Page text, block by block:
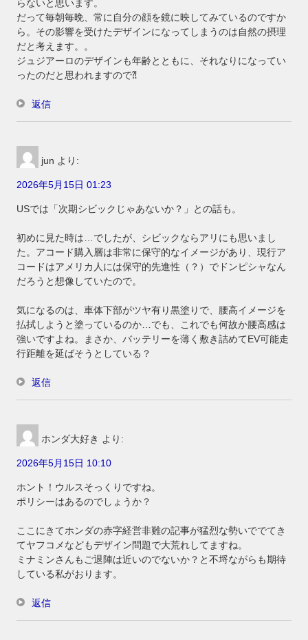
らないと思います。
だって毎朝毎晩、常に自分の顔を鏡に映してみているのですか
ら。その影響を受けたデザインになってしまうのは自然の摂理
だと考えます。。
ジュジアーロのデザインも年齢とともに、それなりになってい
ったのだと思われますので⁈
返信
jun より:
2026年5月15日 01:23
USでは「次期シビックじゃあないか？」との話も。
初めに見た時は…でしたが、シビックならアリにも思いまし
た。アコード購入層は非常に保守的なイメージがあり、現行ア
コードはアメリカ人には保守的先進性（？）でドンピシャなん
だろうと想像していたので。
気になるのは、車体下部がツヤ有り黒塗りで、腰高イメージを
払拭しようと塗っているのか…でも、これでも何故か腰高感は
強いですよね。まさか、バッテリーを薄く敷き詰めてEV可能走
行距離を延ばそうとしている？
返信
ホンダ大好き より:
2026年5月15日 10:10
ホント！ウルスそっくりですね。
ポリシーはあるのでしょうか？
ここにきてホンダの赤字経営非難の記事が猛烈な勢いででてき
てヤフコメなどもデザイン問題で大荒れしてますね。
ミナミンさんもご退陣は近いのでないか？と不埒ながらも期待
している私がおります。
返信